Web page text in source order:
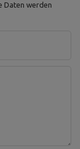
Daten werden